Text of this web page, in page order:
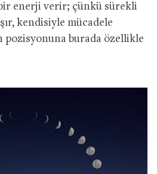
enerji verir; çünkü sürekli
kendisiyle mücadele
burada özellikle